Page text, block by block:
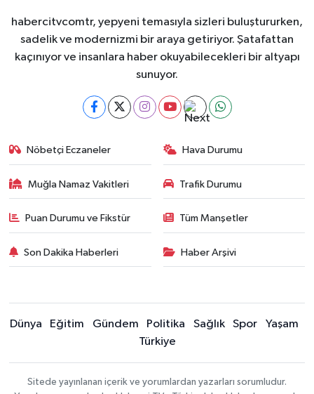
habercitvcomtr, yepyeni temasıyla sizleri buluştururken,
sadelik ve modernizmi bir araya getiriyor. Şatafattan
kaçınıyor ve insanlara haber okuyabilecekleri bir altyapı
sunuyor.
Nöbetçi Eczaneler Hava Durumu
Muğla Namaz Vakitleri Trafik Durumu
Puan Durumu ve Fikstür Tüm Manşetler
Son Dakika Haberleri Haber Arşivi
Dünya Eğitim Gündem Politika Sağlık Spor
Yaşam
Türkiye
Sitede yayınlanan içerik ve yorumlardan yazarları sorumludur.